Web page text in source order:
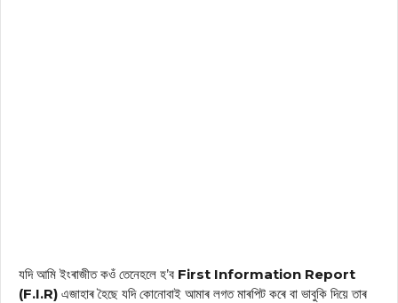
যদি আমি ইংৰাজীত কওঁ তেনেহলে হ’ব First Information Report
(F.I.R) এজাহাৰ হৈছে যদি কোনোবাই আমাৰ লগত মাৰপিট কৰে বা ভাবুকি দিয়ে তাৰ